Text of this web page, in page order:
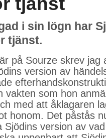
i sin lögn har
tjänst.
på Sourze skrev jag
version av
vakten som hon
med att åklagaren
honom. Det påstås
Sjödins version av